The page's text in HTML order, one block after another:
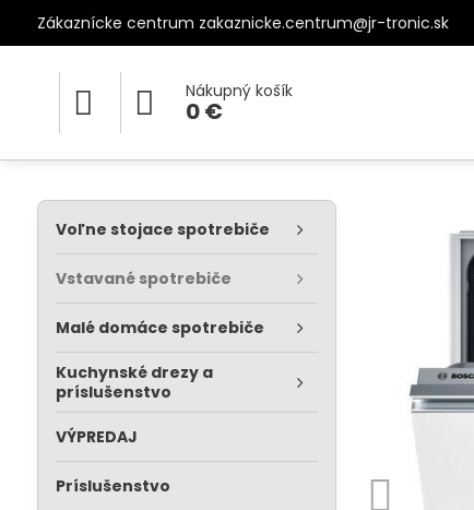
Zákaznícke centrum zakaznicke.centrum@jr-tronic.sk
Nákupný košík
0 €
Voľne stojace spotrebiče
Vstavané spotrebiče
Malé domáce spotrebiče
Kuchynské drezy a
príslušenstvo
VÝPREDAJ
Príslušenstvo